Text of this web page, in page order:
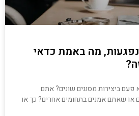
מה באמת כדאי
ביצירות מסוגים שונים? אתם
או שאתם אמנים בתחומים אחרים? כך או